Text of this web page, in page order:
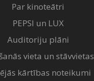
Par kinoteātri
PEPSI un LUX
Auditoriju plāni
vieta un stāvvietas
kārtības noteikumi